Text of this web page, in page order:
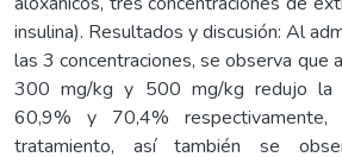
insulina). Resultados y discusión: Al
las 3 concentraciones, se observa que
300 mg/kg y 500 mg/kg redujo la
60,9% y 70,4%
tratamiento, así también se